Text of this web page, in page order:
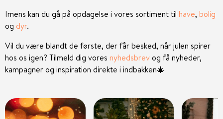
Imens kan du gå på opdagelse i vores sortiment til have, bolig
og dyr.
Vil du være blandt de første, der får besked, når julen spirer
hos os igen? Tilmeld dig vores nyhedsbrevog få nyheder,
kampagner og inspiration direkte i indbakken🎄